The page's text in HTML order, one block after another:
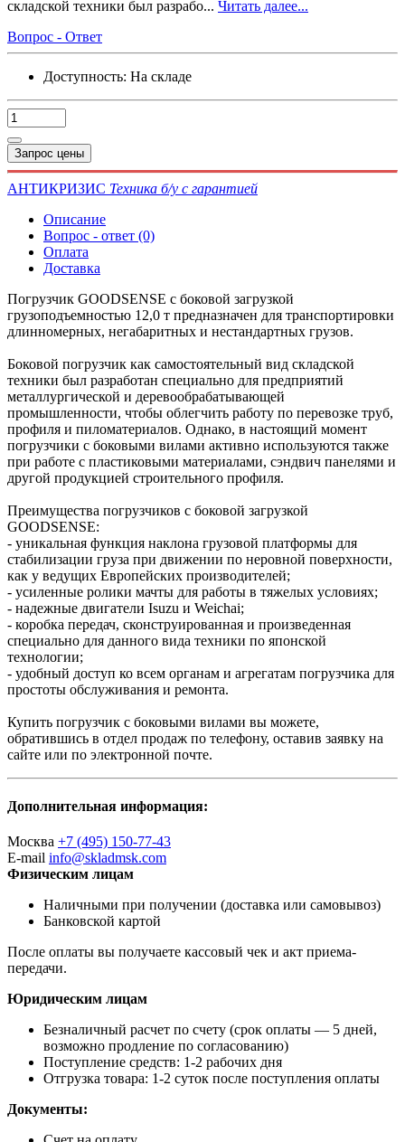
складской техники был разрабо... Читать далее...
Вопрос - Ответ
Доступность: На складе
Запрос цены
АНТИКРИЗИС Техника б/у с гарантией
Описание
Вопрос - ответ (0)
Оплата
Доставка
Погрузчик GOODSENSE с боковой загрузкой
грузоподъемностью 12,0 т предназначен для транспортировки
длинномерных, негабаритных и нестандартных грузов.
Боковой погрузчик как самостоятельный вид складской
техники был разработан специально для предприятий
металлургической и деревообрабатывающей
промышленности, чтобы облегчить работу по перевозке труб,
профиля и пиломатериалов. Однако, в настоящий момент
погрузчики с боковыми вилами активно используются также
при работе с пластиковыми материалами, сэндвич панелями и
другой продукцией строительного профиля.
Преимущества погрузчиков с боковой загрузкой
GOODSENSE:
- уникальная функция наклона грузовой платформы для
стабилизации груза при движении по неровной поверхности,
как у ведущих Европейских производителей;
- усиленные ролики мачты для работы в тяжелых условиях;
- надежные двигатели Isuzu и Weichai;
- коробка передач, сконструированная и произведенная
специально для данного вида техники по японской
технологии;
- удобный доступ ко всем органам и агрегатам погрузчика для
простоты обслуживания и ремонта.
Купить погрузчик с боковыми вилами вы можете,
обратившись в отдел продаж по телефону, оставив заявку на
сайте или по электронной почте.
Дополнительная информация:
Москва +7 (495) 150-77-43
E-mail info@skladmsk.com
Физическим лицам
Наличными при получении (доставка или самовывоз)
Банковской картой
После оплаты вы получаете кассовый чек и акт приема-
передачи.
Юридическим лицам
Безналичный расчет по счету (срок оплаты — 5 дней,
возможно продление по согласованию)
Поступление средств: 1-2 рабочих дня
Отгрузка товара: 1-2 суток после поступления оплаты
Документы: